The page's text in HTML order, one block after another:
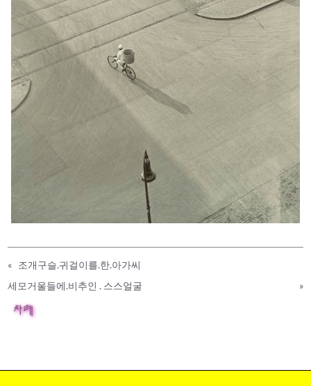
« 조개구슬.귀걸이를.한.아가씨
세모거울들에.비추인 . 스스얼굴
»
차례